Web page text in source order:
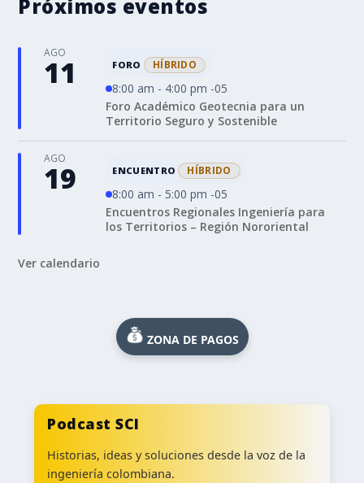
Próximos eventos
AGO
11 FORO HÍBRIDO
8:00 am - 4:00 pm -05
Foro Académico Geotecnia para un
Territorio Seguro y Sostenible
AGO
19 ENCUENTRO HÍBRIDO
8:00 am - 5:00 pm -05
Encuentros Regionales Ingeniería para
los Territorios – Región Nororiental
Ver calendario
ZONA DE PAGOS
Podcast SCI
Historias, ideas y soluciones desde la voz de la
ingeniería colombiana.